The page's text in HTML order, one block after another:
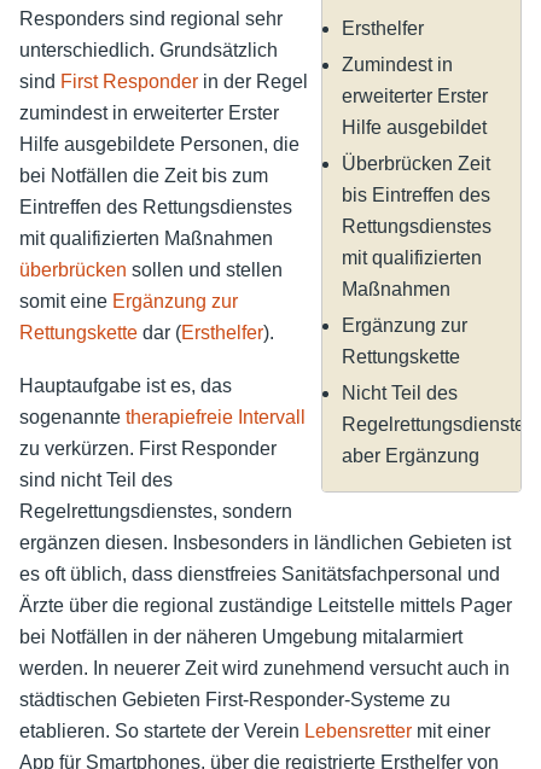
Ersthelfer
Zumindest in
erweiterter Erster
Hilfe ausgebildet
Überbrücken Zeit
bis Eintreffen des
Rettungsdienstes
mit qualifizierten
Maßnahmen
Ergänzung zur
Rettungskette
Nicht Teil des
Regelrettungsdienstes,
aber Ergänzung
Responders sind regional sehr
unterschiedlich. Grundsätzlich
sind First Responder in der Regel
zumindest in erweiterter Erster
Hilfe ausgebildete Personen, die
bei Notfällen die Zeit bis zum
Eintreffen des Rettungsdienstes
mit qualifizierten Maßnahmen
überbrücken sollen und stellen
somit eine Ergänzung zur
Rettungskette dar (Ersthelfer).
Hauptaufgabe ist es, das
sogenannte therapiefreie Intervall
zu verkürzen. First Responder
sind nicht Teil des
Regelrettungsdienstes, sondern
ergänzen diesen. Insbesonders in ländlichen Gebieten ist
es oft üblich, dass dienstfreies Sanitätsfachpersonal und
Ärzte über die regional zuständige Leitstelle mittels Pager
bei Notfällen in der näheren Umgebung mitalarmiert
werden. In neuerer Zeit wird zunehmend versucht auch in
städtischen Gebieten First-Responder-Systeme zu
etablieren. So startete der Verein Lebensretter mit einer
App für Smartphones, über die registrierte Ersthelfer von